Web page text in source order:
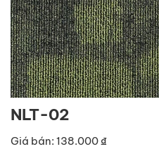
NLT-02
Giá bán: 138.000 ₫